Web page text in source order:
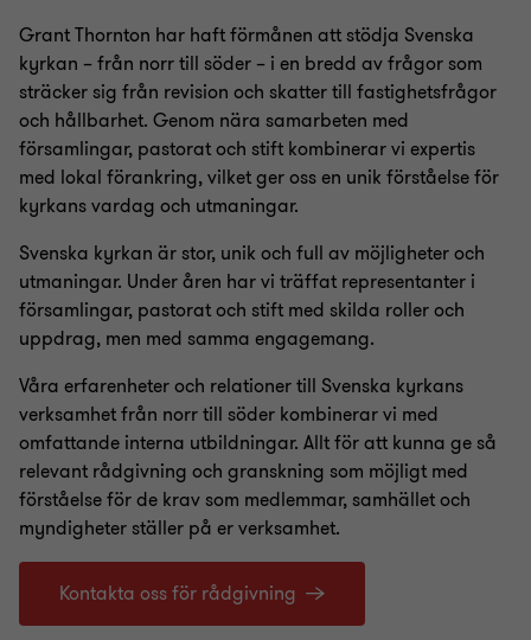
Grant Thornton har haft förmånen att stödja Svenska
kyrkan – från norr till söder – i en bredd av frågor som
sträcker sig från revision och skatter till fastighetsfrågor
och hållbarhet. Genom nära samarbeten med
församlingar, pastorat och stift kombinerar vi expertis
med lokal förankring, vilket ger oss en unik förståelse för
kyrkans vardag och utmaningar.
Svenska kyrkan är stor, unik och full av möjligheter och
utmaningar. Under åren har vi träffat representanter i
församlingar, pastorat och stift med skilda roller och
uppdrag, men med samma engagemang.
Våra erfarenheter och relationer till Svenska kyrkans
verksamhet från norr till söder kombinerar vi med
omfattande interna utbildningar. Allt för att kunna ge så
relevant rådgivning och granskning som möjligt med
förståelse för de krav som medlemmar, samhället och
myndigheter ställer på er verksamhet.
Kontakta oss för rådgivning